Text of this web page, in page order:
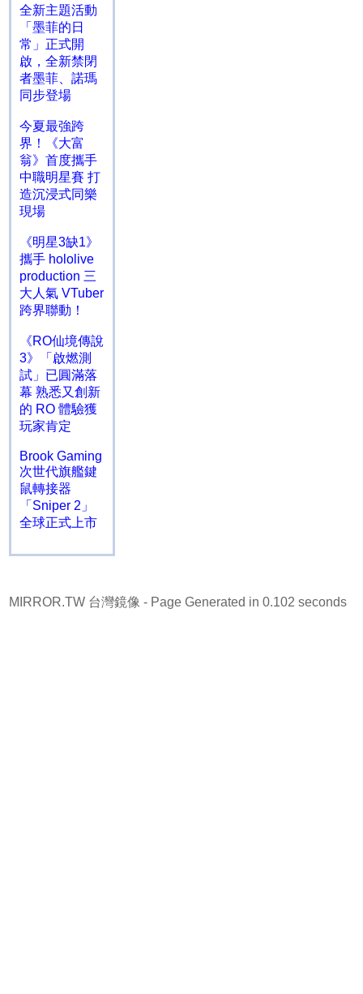
全新主題活動
「墨菲的日
常」正式開
啟，全新禁閉
者墨菲、諾瑪
同步登場
今夏最強跨
界！《大富
翁》首度攜手
中職明星賽 打
造沉浸式同樂
現場
《明星3缺1》
攜手 hololive
production 三
大人氣 VTuber
跨界聯動！
《RO仙境傳說
3》「啟燃測
試」已圓滿落
幕 熟悉又創新
的 RO 體驗獲
玩家肯定
Brook Gaming
次世代旗艦鍵
鼠轉接器
「Sniper 2」
全球正式上市
MIRROR.TW 台灣鏡像 - Page Generated in 0.102 seconds